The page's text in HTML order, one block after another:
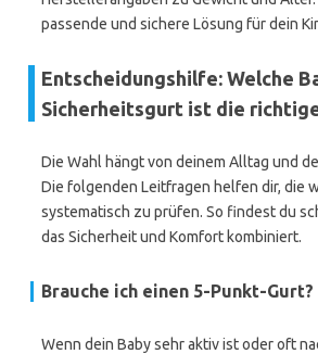
passende und sichere Lösung für dein
Entscheidungshilfe: Welche
Sicherheitsgurt ist die
Die Wahl hängt von deinem Alltag und
Die folgenden Leitfragen helfen dir, die
systematisch zu prüfen. So findest du
das Sicherheit und Komfort kombiniert.
Brauche ich einen 5-Punkt-Gurt?
Wenn dein Baby sehr aktiv ist oder oft